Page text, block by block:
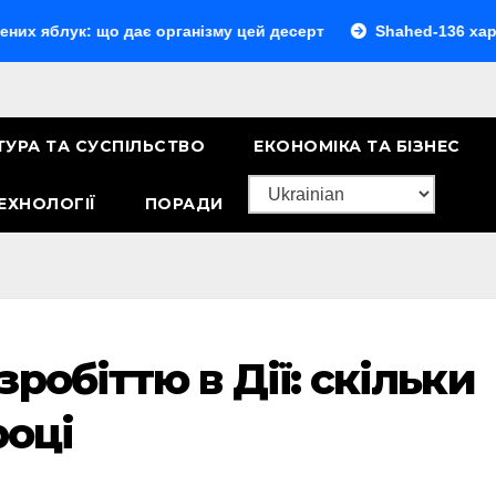
що дає організму цей десерт Shahed-136
ТА СУСПІЛЬСТВО ЕКОНОМІКА ТА БІЗНЕС
ПОРАДИ
в Дії: скільки